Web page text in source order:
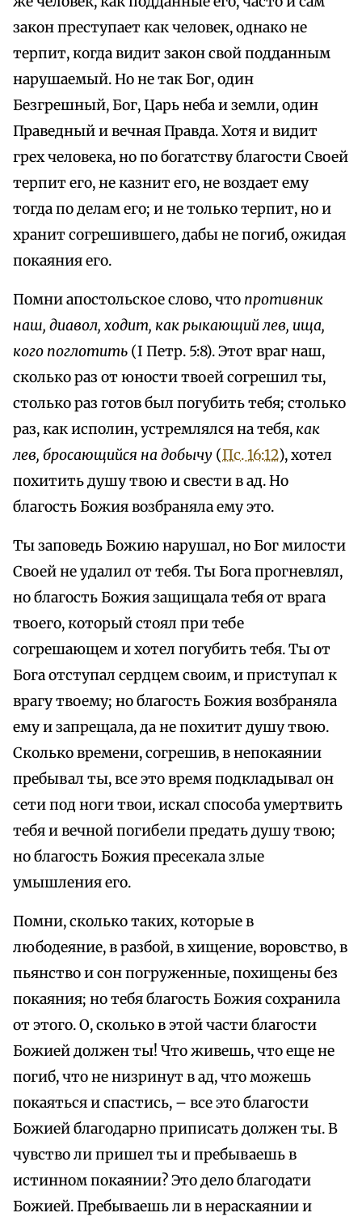
закон преступает как человек, однако не
терпит, когда видит закон свой подданным
нарушаемый. Но не так Бог, один
Безгрешный, Бог, Царь неба и земли, один
Праведный и вечная Правда. Хотя и видит
грех человека, но по богатству благости Своей
терпит его, не казнит его, не воздает ему
тогда по делам его; и не только терпит, но и
хранит согрешившего, дабы не погиб, ожидая
покаяния его.
Помни апостольское слово, что противник
наш, диавол, ходит, как рыкающий лев, ища,
кого поглотить (I Петр. 5:8). Этот враг наш,
сколько раз от юности твоей согрешил ты,
столько раз готов был погубить тебя; столько
раз, как исполин, устремлялся на тебя, как
лев, бросающийся на добычу (Пс. 16:12), хотел
похитить душу твою и свести в ад. Но
благость Божия возбраняла ему это.
Ты заповедь Божию нарушал, но Бог милости
Своей не удалил от тебя. Ты Бога прогневлял,
но благость Божия защищала тебя от врага
твоего, который стоял при тебе
согрешающем и хотел погубить тебя. Ты от
Бога отступал сердцем своим, и приступал к
врагу твоему; но благость Божия возбраняла
ему и запрещала, да не похитит душу твою.
Сколько времени, согрешив, в непокаянии
пребывал ты, все это время подкладывал он
сети под ноги твои, искал способа умертвить
тебя и вечной погибели предать душу твою;
но благость Божия пресекала злые
умышления его.
Помни, сколько таких, которые в
любодеяние, в разбой, в хищение, воровство, в
пьянство и сон погруженные, похищены без
покаяния; но тебя благость Божия сохранила
от этого. О, сколько в этой части благости
Божией должен ты! Что живешь, что еще не
погиб, что не низринут в ад, что можешь
покаяться и спастись, – все это благости
Божией благодарно приписать должен ты. В
чувство ли пришел ты и пребываешь в
истинном покаянии? Это дело благодати
Божией. Пребываешь ли в нераскаянии и